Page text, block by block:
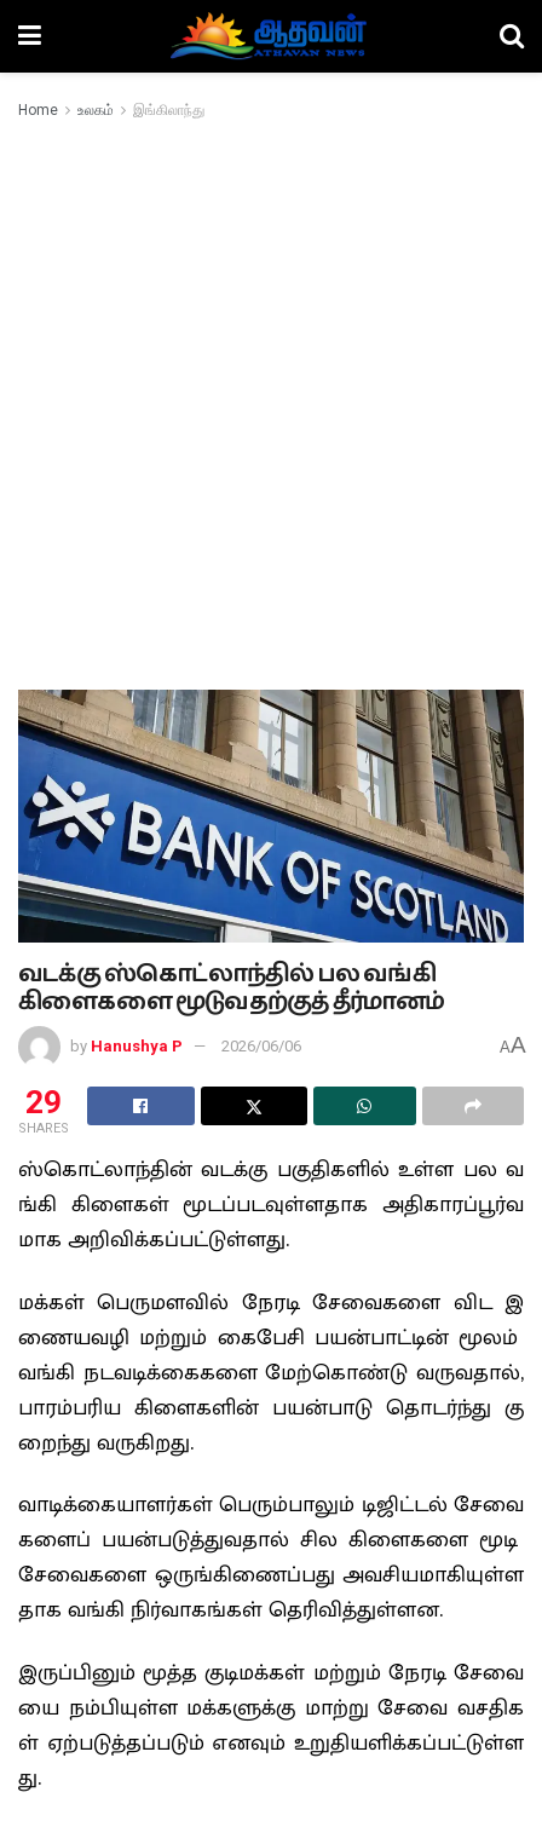
Home உலகம் இங்கிலாந்து
வடக்கு ஸ்கொட்லாந்தில் பல வங்கி
கிளைகளை மூடுவதற்குத் தீர்மானம்
by Hanushya P 2026/06/06 AA
29
SHARES
ஸ்கொட்லாந்தின் வடக்கு பகுதிகளில் உள்ள பல வ
ங்கி கிளைகள் மூடப்படவுள்ளதாக அதிகாரப்பூர்வ
மாக அறிவிக்கப்பட்டுள்ளது.
மக்கள் பெருமளவில் நேரடி சேவைகளை விட இ
ணையவழி மற்றும் கைபேசி பயன்பாட்டின் மூலம்
வங்கி நடவடிக்கைகளை மேற்கொண்டு வருவதால்,
பாரம்பரிய கிளைகளின் பயன்பாடு தொடர்ந்து கு
றைந்து வருகிறது.
வாடிக்கையாளர்கள் பெரும்பாலும் டிஜிட்டல் சேவை
களைப் பயன்படுத்துவதால் சில கிளைகளை மூடி
சேவைகளை ஒருங்கிணைப்பது அவசியமாகியுள்ள
தாக வங்கி நிர்வாகங்கள் தெரிவித்துள்ளன.
இருப்பினும் மூத்த குடிமக்கள் மற்றும் நேரடி சேவை
யை நம்பியுள்ள மக்களுக்கு மாற்று சேவை வசதிக
ள் ஏற்படுத்தப்படும் எனவும் உறுதியளிக்கப்பட்டுள்ள
து.